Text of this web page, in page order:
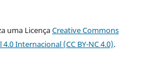
uma LicençaCreative Commons
Internacional (CC BY-NC 4.0).